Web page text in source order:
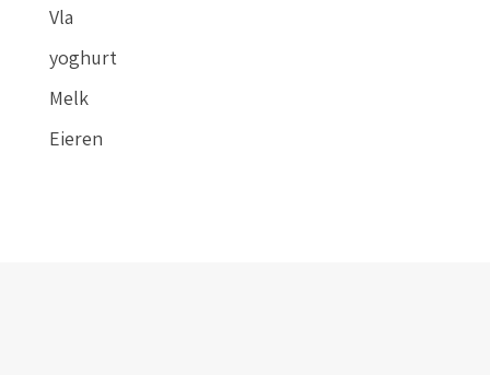
Vla
yoghurt
Melk
Eieren